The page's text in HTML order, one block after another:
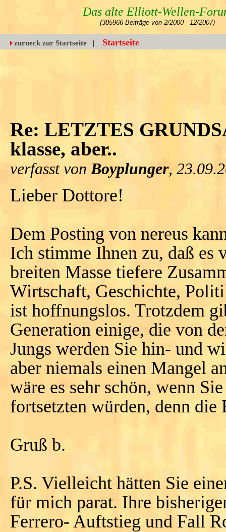
Das alte Elliott-Wellen-
(385966 Beiträge von 2/2000 - 12/2007)
zurueck zur Startseite | Startseite
Re: LETZTES
klasse, aber..
verfasst vonBoyplunger,
Lieber Dottore!
Dem Posting von nereus
Ich stimme Ihnen zu, daß es
breiten Masse tiefere
Wirtschaft, Geschichte,
ist hoffnungslos. Trotzdem
Generation einige, die von
Jungs werden Sie hin- und
aber niemals einen Mangel
wäre es sehr schön, wenn
fortsetzten würden, denn die
Gruß b.
P.S. Vielleicht hätten Sie
für mich parat. Ihre
Ferrero- Auftstieg und Fall